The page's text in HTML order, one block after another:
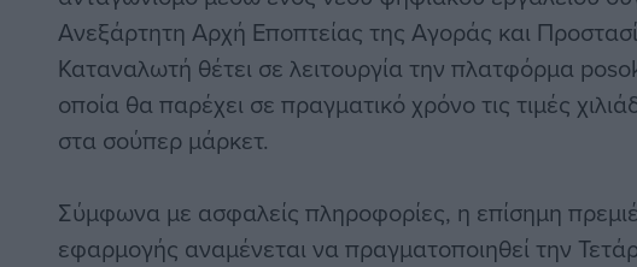
Ανεξάρτητη Αρχή Εποπτείας της Αγοράς και
Καταναλωτή θέτει σε λειτουργία την πλατφόρμα
οποία θα παρέχει σε πραγματικό χρόνο τις τιμές
στα σούπερ μάρκετ.
Σύμφωνα με ασφαλείς πληροφορίες, η επίσημη
εφαρμογής αναμένεται να πραγματοποιηθεί την